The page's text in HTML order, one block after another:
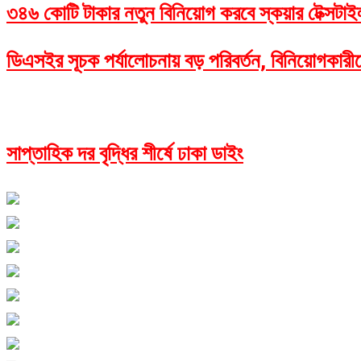
৩৪৬ কোটি টাকার নতুন বিনিয়োগ করবে স্কয়ার
ডিএসইর সূচক পর্যালোচনায় বড় পরিবর্তন,
সাপ্তাহিক দর বৃদ্ধির শীর্ষে ঢাকা ডাইং